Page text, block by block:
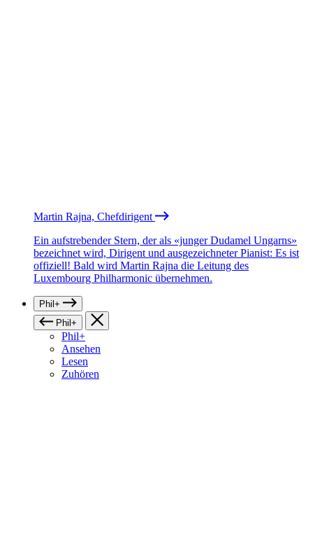
Martin Rajna, Chefdirigent
Ein aufstrebender Stern, der als «junger Dudamel Ungarns»
bezeichnet wird, Dirigent und ausgezeichneter Pianist: Es ist
offiziell! Bald wird Martin Rajna die Leitung des
Luxembourg Philharmonic übernehmen.
Phil+
Phil+
Phil+
Ansehen
Lesen
Zuhören